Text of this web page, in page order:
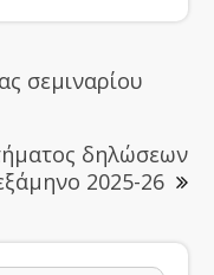
σεμιναρίου
δηλώσεων
2025-26